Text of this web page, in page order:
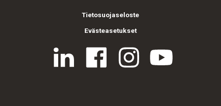
Tietosuojaseloste
Evästeasetukset